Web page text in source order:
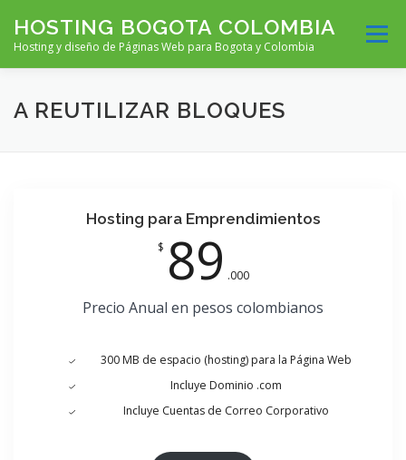
contenido
HOSTING BOGOTA COLOMBIA
Hosting y diseño de Páginas Web para Bogota y Colombia
Menú
HOME PLANES BÁSICOS PLANES MEDIOS
A REUTILIZAR BLOQUES
Hosting para Emprendimientos
$ 89 .000
Precio Anual en pesos colombianos
300 MB de espacio (hosting) para la Página Web
Incluye Dominio .com
Incluye Cuentas de Correo Corporativo